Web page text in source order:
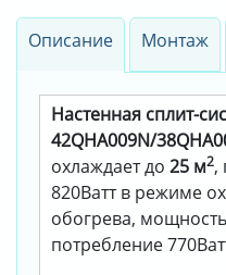
Описание Монтаж
Настенная сплит-
42QHA009N/
охлаждает до 25 м2,
820Ватт в режиме
обогрева, мощность
потребление